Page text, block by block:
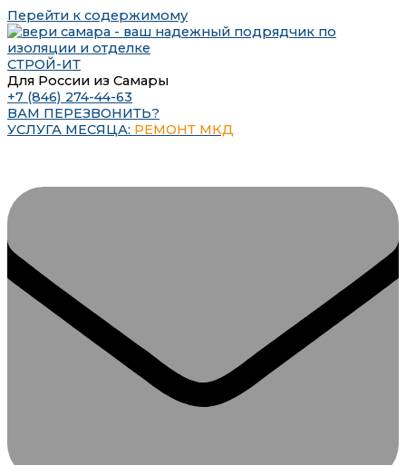
Перейти к содержимому
СТРОЙ-ИТ
Для России из Самары
+7 (846) 274-44-63
ВАМ ПЕРЕЗВОНИТЬ?
УСЛУГА МЕСЯЦА: РЕМОНТ МКД